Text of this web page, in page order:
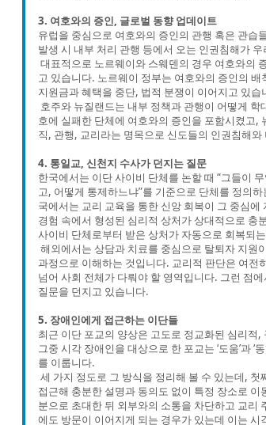
3. 여호와의 증인, 글로벌 동향 업데이트
유럽을 중심으로 여호와의 증인의 관행 혹은 관습
발생 시 내부 처리 관행 등에서 오는 인권침해가
대표적으로 노르웨이와 스웨덴의 경우 여호와의
고 있습니다. 노르웨이 정부는 여호와의 증인의
지원금과 혜택을 중단, 법적 분쟁이 이어지고 있습
호주와 뉴질랜드는 내부 정책과 관행이 어떻게
호에 실패한 단체에 여호와의 증인을 포함시켰고
직, 관행, 교리라는 명목으로 신도들의 인권침해
4. 통일교, 신천지 수사가 던지는 질문
한국에서는 이단 사이비 단체를 논할 때 “그들이
고, 어떻게 통제하느냐”를 기준으로 단체를 정의
국에서는 교리 교육을 통한 신앙 회복이 그 중심
경험 속에서 형성된 심리적 상처가 상대적으로
사이비 단체로부터 받은 상처가 자동으로 회복되
해외에서는 상담과 치료를 중심으로 탈퇴자 지원
과정으로 이해하는 것입니다. 교리적 판단은 여전
넘어 사회 전체가 다뤄야 할 영역입니다. 그런 점
질문을 던지고 있습니다.
5. 장애인에게 접근하는 이단들
최근 이단 포교의 양상은 고도로 정교화된 심리적
그중 시각 장애인을 대상으로 한 포교는 ‘도움’과
를 이룹니다.
세 가지 정도로 그 방식을 정리해 볼 수 있는데, 첫
접근해 충분한 설명과 동의도 없이 특정 장소로 이
분으로 초대한 뒤 외부와의 소통을 차단하고 교
에도 방문이 이어지게 되는 경우가 있는데 이는